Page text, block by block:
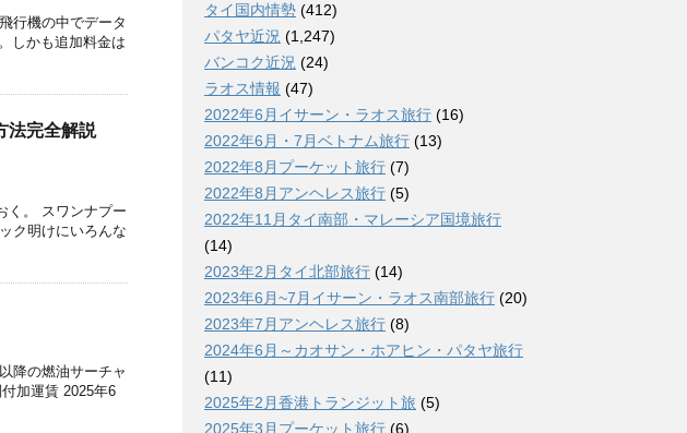
行機の中でデータ
しかも追加料金は
法完全解説
く。 スワンナプー
ク明けにいろんな
降の燃油サーチャ
加運賃 2025年6
タイ国内情勢 (412)
パタヤ近況 (1,247)
バンコク近況 (24)
ラオス情報 (47)
2022年6月イサーン・ラオス旅行 (16)
2022年6月・7月ベトナム旅行 (13)
2022年8月プーケット旅行 (7)
2022年8月アンヘレス旅行 (5)
2022年11月タイ南部・マレーシア国境旅行
(14)
2023年2月タイ北部旅行 (14)
2023年6月~7月イサーン・ラオス南部旅行 (20)
2023年7月アンヘレス旅行 (8)
2024年6月～カオサン・ホアヒン・パタヤ旅行
(11)
2025年2月香港トランジット旅 (5)
2025年3月プーケット旅行 (6)